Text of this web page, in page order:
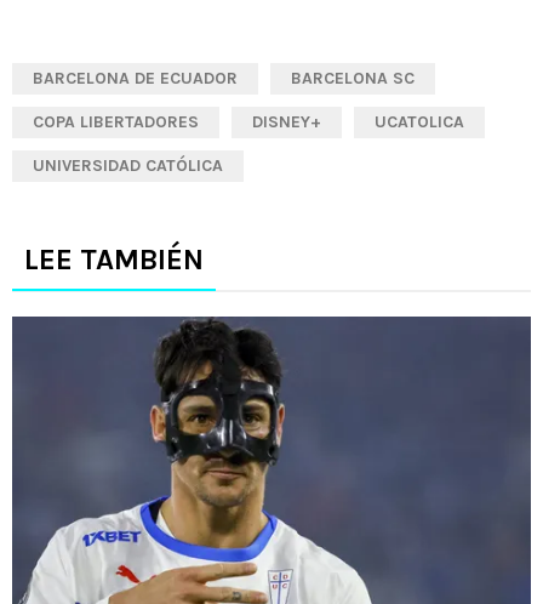
BARCELONA DE ECUADOR BARCELONA SC
COPA LIBERTADORES DISNEY+ UCATOLICA
UNIVERSIDAD CATÓLICA
LEE TAMBIÉN